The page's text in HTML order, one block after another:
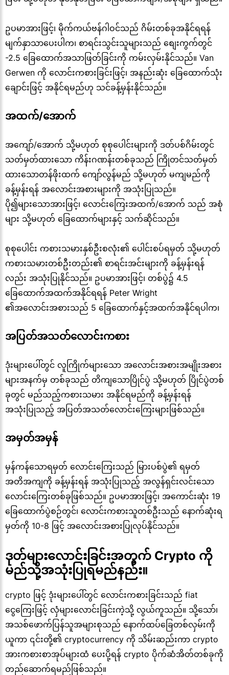
ဥပမာအားဖြင့်၊ မိုက်ကယ်ဗန်ဂါဝင်သည် ဂိမ်းတစ်ခုအနိုင်ရရန်
မျက်နှာသာပေးပါက၊ စာရင်းသွင်းသူများသည် စျေးကွက်တွင်
-2.5 ခြေထောက်အသာဖြတ်ခြင်းကို ကမ်းလှမ်းနိုင်သည်။ Van
Gerwen ကို လောင်းကစားခြင်းဖြင့်၊ အနည်းဆုံး ခြေထောက်သုံး
ချောင်းဖြင့် အနိုင်ရမည်ဟု သင်ခန့်မှန်းနိုင်သည်။
အထက်/အောက်
အကျော်/အောက် သို့မဟုတ် စုစုပေါင်းများကို ဒတ်ပစ်ဂိမ်းတွင်
သတ်မှတ်ထားသော ကိန်းဂဏန်းတစ်ခုသည် ကြိုတင်သတ်မှတ်
ထားသောတန်ဖိုးထက် ကျော်လွန်မည် သို့မဟုတ် မကျမည်ကို
ခန့်မှန်းရန် အလောင်းအစားများကို အသုံးပြုသည်။
ပို၍များသောအားဖြင့်၊ လောင်းကြေးအထက်/အောက် သည် အစုံ
များ သို့မဟုတ် ခြေထောက်များနှင့် သက်ဆိုင်သည်။
စုစုပေါင်း ကစားသမားနှစ်ဦးစလုံး၏ ပေါင်းစပ်ရမှတ် သို့မဟုတ်
ကစားသမားတစ်ဦးတည်း၏ စာရင်းအင်းများကို ခန့်မှန်းရန်
လည်း အသုံးပြုနိုင်သည်။ ဥပမာအားဖြင့်၊ တစ်ပွဲ၌ 4.5
ခြေထောက်အထက်အနိုင်ရရန် Peter Wright
၏အလောင်းအစားသည် 5 ခြေထောက်နှင့်အထက်အနိုင်ရပါက၊
အပြတ်အသတ်လောင်းကစား
ဒုံးများပေါ်တွင် လူကြိုက်များသော အလောင်းအစားအမျိုးအစား
များအနက်မှ တစ်ခုသည် တိကျသောပြိုင်ပွဲ သို့မဟုတ် ပြိုင်ပွဲတစ်
ခုတွင် မည်သည့်ကစားသမား အနိုင်ရမည်ကို ခန့်မှန်းရန်
အသုံးပြုသည့် အပြတ်အသတ်လောင်းကြေးများဖြစ်သည်။
အမှတ်အမှန်
မှန်ကန်သောရမှတ် လောင်းကြေးသည် မြားပစ်ပွဲ၏ ရမှတ်
အတိအကျကို ခန့်မှန်းရန် အသုံးပြုသည့် အလွန်ရှင်းလင်းသော
လောင်းကြေးတစ်ခုဖြစ်သည်။ ဥပမာအားဖြင့်၊ အကောင်းဆုံး 19
ခြေထောက်ပွဲစဉ်တွင်၊ လောင်းကစားသူတစ်ဦးသည် နောက်ဆုံးရ
မှတ်ကို 10-8 ဖြင့် အလောင်းအစားပြုလုပ်နိုင်သည်။
ဒုတ်များလောင်းခြင်းအတွက် Crypto ကို
မည်သို့အသုံးပြုရမည်နည်း။
crypto ဖြင့် ဒုံးများပေါ်တွင် လောင်းကစားခြင်းသည် fiat
ငွေကြေးဖြင့် လှံများလောင်းခြင်းကဲ့သို့ လွယ်ကူသည်။ သို့သော်၊
အသစ်ဖောက်ပြန်သူအများစုသည် နောက်ထပ်ခြေတစ်လှမ်းကို
ယူကာ ၎င်းတို့၏ cryptocurrency ကို သိမ်းဆည်းကာ crypto
အားကစားစာအုပ်များထံ ပေးပို့ရန် crypto ပိုက်ဆံအိတ်တစ်ခုကို
တည်ဆောက်ရမည်ဖြစ်သည်။